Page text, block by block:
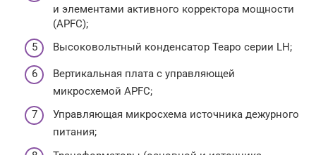
и элементами активного корректора мощности
(APFC);
Высоковольтный конденсатор Teapo серии LH;
Вертикальная плата с управляющей
микросхемой APFC;
Управляющая микросхема источника дежурного
питания;